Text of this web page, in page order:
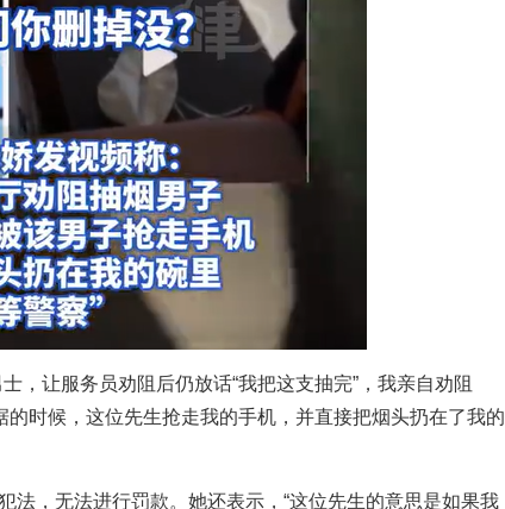
，让服务员劝阻后仍放话“我把这支抽完”，我亲自劝阻
时候，这位先生抢走我的手机，并直接把烟头扔在了我的
法，无法进行罚款。她还表示，“这位先生的意思是如果我